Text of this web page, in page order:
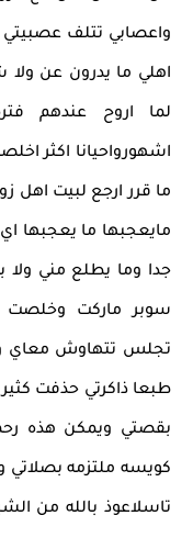
واعصابي تتلف
اهلي ما يدرون عن
لما اروح عندهم
اشهورواحيانا اكثر
ما قرر ارجع لبيت اهل
مايعجبها ما
جدا وما يطلع مني ولا
سوبر ماركت
تجلس تتهاوش معاي
طبعا ذاكرتي حذفت
بقصتي ويمكن هذه
كويسه ملتزمه بصلاتي
تاسلاعوذ بالله من